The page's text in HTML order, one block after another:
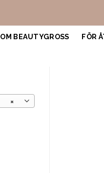
OM BEAUTYGROSS FÖR
×